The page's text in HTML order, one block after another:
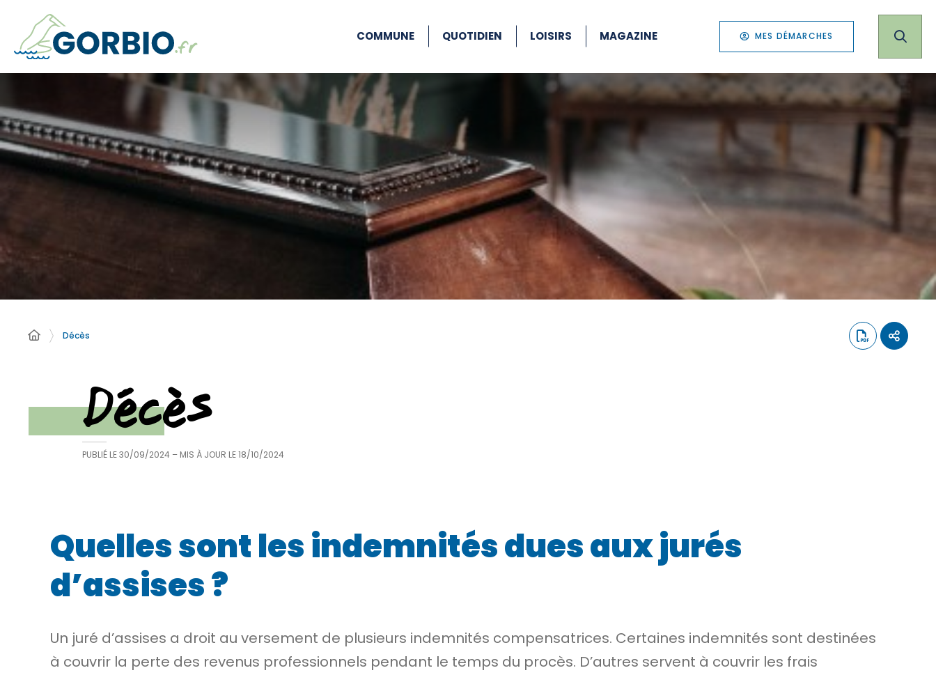
COMMUNE QUOTIDIEN LOISIRS MAGAZINE MES DÉMARCHES
Décès
Décès
PUBLIÉ LE30/09/2024 – MIS À JOUR LE18/10/2024
Quelles sont les indemnités dues aux jurés
d’assises ?
Un juré d’assises a droit au versement de plusieurs indemnités compensatrices. Certaines indemnités sont destinées
à couvrir la perte des revenus professionnels pendant le temps du procès. D’autres servent à couvrir les frais